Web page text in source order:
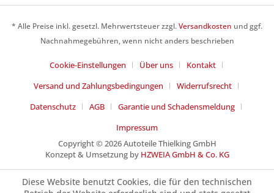
* Alle Preise inkl. gesetzl. Mehrwertsteuer zzgl.Versandkosten und ggf.
Nachnahmegebühren, wenn nicht anders beschrieben
Cookie-Einstellungen Über uns
Kontakt
Versand und Zahlungsbedingungen
Widerrufsrecht
Datenschutz
AGB
Garantie und Schadensmeldung
Impressum
Copyright © 2026 Autoteile Thielking GmbH
Konzept & Umsetzung by HZWEIA GmbH & Co. KG
Diese Website benutzt Cookies, die für den technischen